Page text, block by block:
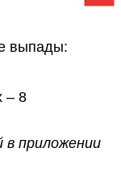
выпады:
в приложении